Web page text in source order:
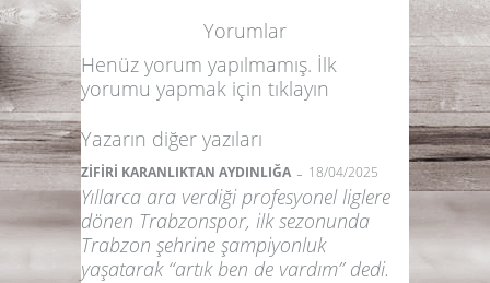
Yorumlar
Henüz yorum yapılmamış. İlk
yorumu yapmak için tıklayın
Yazarın diğer yazıları
ZİFİRİ KARANLIKTAN AYDINLIĞA - 18/04/2025
Yıllarca ara verdiği profesyonel liglere
dönen Trabzonspor, ilk sezonunda
Trabzon şehrine şampiyonluk
yaşatarak “artık ben de vardım” dedi.